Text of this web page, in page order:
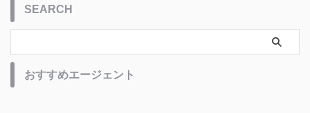
SEARCH
おすすめエージェント